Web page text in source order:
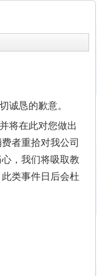
诚恳的歉意。
将在此对您做出
者重拾对我公司
，我们将吸取教
类事件日后会杜